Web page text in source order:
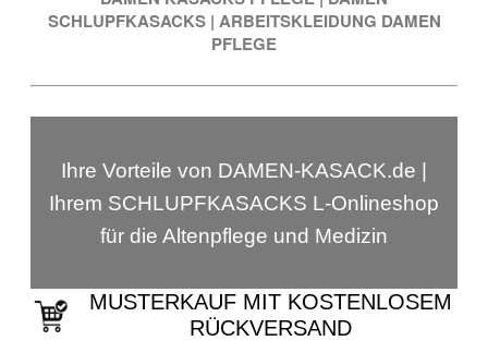
SCHLUPFKASACKS | ARBEITSKLEIDUNG DAMEN
PFLEGE
Ihre Vorteile von DAMEN-KASACK.de |
Ihrem SCHLUPFKASACKS L-Onlineshop
für die Altenpflege und Medizin
MUSTERKAUF MIT KOSTENLOSEM
RÜCKVERSAND